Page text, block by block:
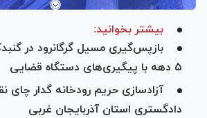
بیشتر بخوانید:
بازپس‌گیری مسیل گرگانرود در
۵ دهه با پیگیری‌های دستگاه قضایی
آزادسازی حریم رودخانه گدار چای
دادگستری استان آذربایجان غربی